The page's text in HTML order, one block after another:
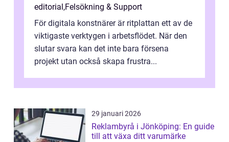
editorial,Felsökning & Support
För digitala konstnärer är ritplattan ett av de
viktigaste verktygen i arbetsflödet. När den
slutar svara kan det inte bara försena
projekt utan också skapa frustra...
29 januari 2026
Reklambyrå i Jönköping: En guide
till att växa ditt varumärke